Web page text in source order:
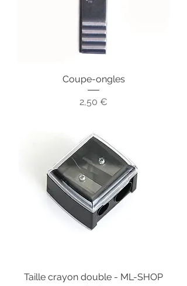
Coupe-ongles
Prix
2,50 €
Taille crayon double - ML-SHOP